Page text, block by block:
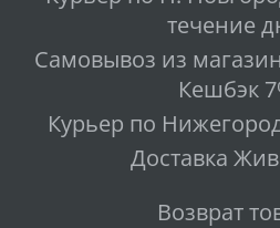
течение
Самовывоз из
Кешбэк
Курьер по
Доставка
Возврат